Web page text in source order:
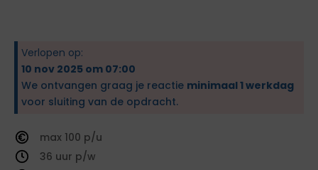
Verlopen op:
10 nov 2025 om 07:00
We ontvangen graag je reactie minimaal 1 werkdag
voor sluiting van de opdracht.
100
36